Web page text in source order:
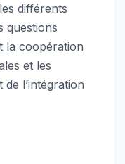
différents
questions
la coopération
et les
l’intégration